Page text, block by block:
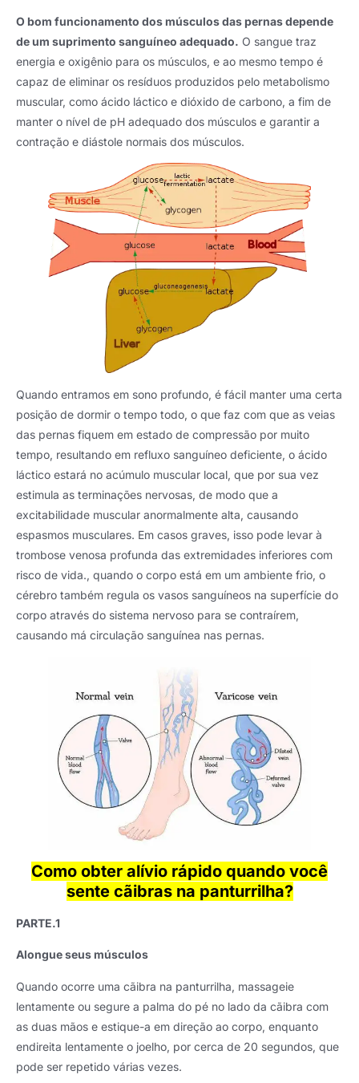
O bom funcionamento dos músculos das pernas depende
de um suprimento sanguíneo adequado. O sangue traz
energia e oxigênio para os músculos, e ao mesmo tempo é
capaz de eliminar os resíduos produzidos pelo metabolismo
muscular, como ácido láctico e dióxido de carbono, a fim de
manter o nível de pH adequado dos músculos e garantir a
contração e diástole normais dos músculos.
Quando entramos em sono profundo, é fácil manter uma certa
posição de dormir o tempo todo, o que faz com que as veias
das pernas fiquem em estado de compressão por muito
tempo, resultando em refluxo sanguíneo deficiente, o ácido
láctico estará no acúmulo muscular local, que por sua vez
estimula as terminações nervosas, de modo que a
excitabilidade muscular anormalmente alta, causando
espasmos musculares. Em casos graves, isso pode levar à
trombose venosa profunda das extremidades inferiores com
risco de vida., quando o corpo está em um ambiente frio, o
cérebro também regula os vasos sanguíneos na superfície do
corpo através do sistema nervoso para se contraírem,
causando má circulação sanguínea nas pernas.
Como obter alívio rápido quando você
sente cãibras na panturrilha?
PARTE.1
Alongue seus músculos
Quando ocorre uma cãibra na panturrilha, massageie
lentamente ou segure a palma do pé no lado da cãibra com
as duas mãos e estique-a em direção ao corpo, enquanto
endireita lentamente o joelho, por cerca de 20 segundos, que
pode ser repetido várias vezes.